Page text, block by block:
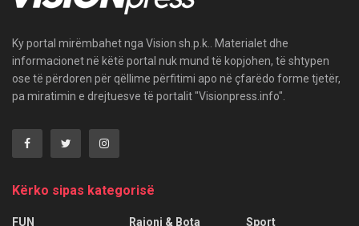
Ky portal mirëmbahet nga Vision sh.p.k.. Materialet dhe
informacionet në këtë portal nuk mund të kopjohen, të shtypen
ose të përdoren për qëllime përfitimi apo në çfarëdo forme tjetër,
pa miratimin e drejtuesve të portalit "Visionpress.info".
Kërko sipas kategorisë
FUN
Rajoni & Bota
Sport